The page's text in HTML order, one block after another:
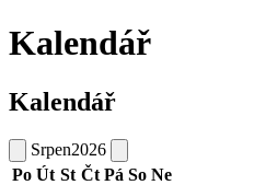
Kalendář
Kalendář
Srpen2026
Po Út St Čt Pá So Ne